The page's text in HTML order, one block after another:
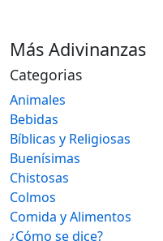
Más Adivinanzas
Categorias
Animales
Bebidas
Bíblicas y Religiosas
Buenísimas
Chistosas
Colmos
Comida y Alimentos
¿Cómo se dice?